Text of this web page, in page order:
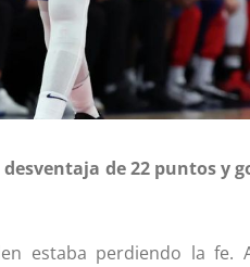
de 22 puntos y
estaba perdiendo la fe.